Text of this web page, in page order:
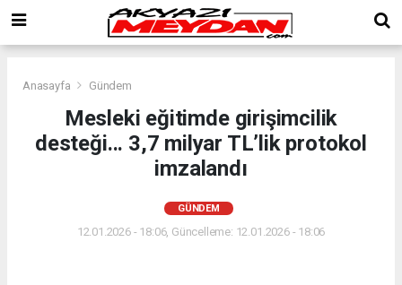
Anasayfa Gündem
Mesleki eğitimde girişimcilik
desteği... 3,7 milyar TL’lik protokol
imzalandı
GÜNDEM
12.01.2026 - 18:06, Güncelleme: 12.01.2026 - 18:06